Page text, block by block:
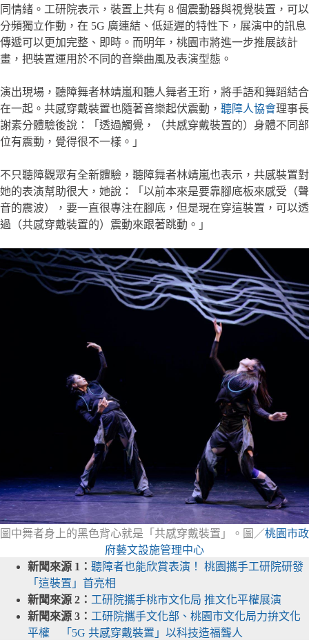
同情緒。工研院表示，裝置上共有 8 個震動器與視覺裝置，可以
分頻獨立作動，在 5G 廣連結、低延遲的特性下，展演中的訊息
傳遞可以更加完整、即時。而明年，桃園市將進一步推展該計
畫，把裝置運用於不同的音樂曲風及表演型態。
演出現場，聽障舞者林靖嵐和聽人舞者王珩，將手語和舞蹈結合
在一起。共感穿戴裝置也隨著音樂起伏震動， 聽障人協會理事長
謝素分體驗後說：「透過觸覺，（共感穿戴裝置的）身體不同部
位有震動，覺得很不一樣。」
不只聽障觀眾有全新體驗，聽障舞者林靖嵐也表示，共感裝置對
她的表演幫助很大，她說：「以前本來是要靠腳底板來感受（聲
音的震波），要一直很專注在腳底，但是現在穿這裝置，可以透
過（共感穿戴裝置的）震動來跟著跳動。」
圖中舞者身上的黑色背心就是「共感穿戴裝置」。圖／桃園市政
府藝文設施管理中心
新聞來源 1： 聽障者也能欣賞表演！ 桃園攜手工研院研發
「這裝置」首亮相
新聞來源 2： 工研院攜手桃市文化局 推文化平權展演
新聞來源 3： 工研院攜手文化部、桃園市文化局力拚文化
平權 「5G 共感穿戴裝置」以科技造福聾人